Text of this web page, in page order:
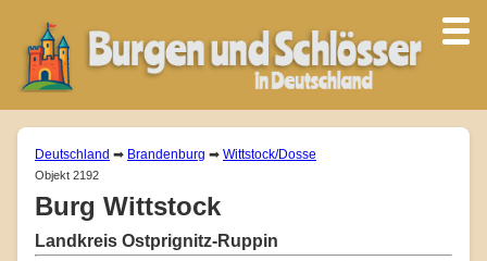
Deutschland ➡ Brandenburg ➡ Wittstock/Dosse
Objekt 2192
Burg Wittstock
Landkreis Ostprignitz-Ruppin